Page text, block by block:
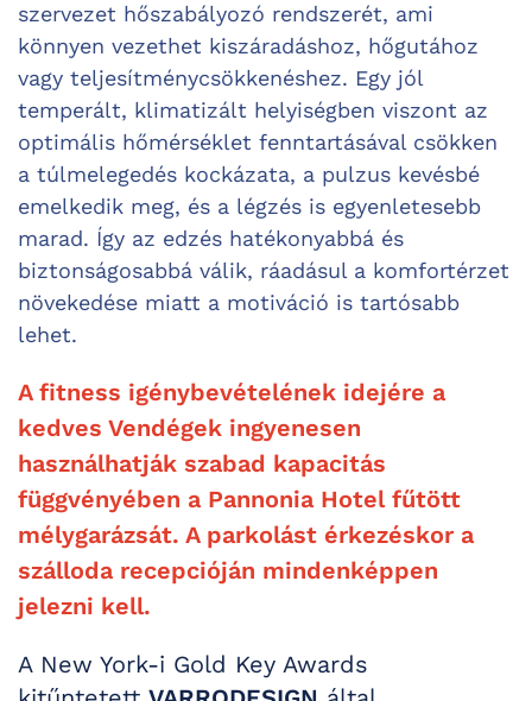
szervezet hőszabályozó rendszerét, ami
könnyen vezethet kiszáradáshoz, hőgutához
vagy teljesítménycsökkenéshez. Egy jól
temperált, klimatizált helyiségben viszont az
optimális hőmérséklet fenntartásával csökken
a túlmelegedés kockázata, a pulzus kevésbé
emelkedik meg, és a légzés is egyenletesebb
marad. Így az edzés hatékonyabbá és
biztonságosabbá válik, ráadásul a komfortérzet
növekedése miatt a motiváció is tartósabb
lehet.
A fitness igénybevételének idejére a
kedves Vendégek ingyenesen
használhatják szabad kapacitás
függvényében a Pannonia Hotel fűtött
mélygarázsát. A parkolást érkezéskor a
szálloda recepcióján mindenképpen
jelezni kell.
A New York-i Gold Key Awards